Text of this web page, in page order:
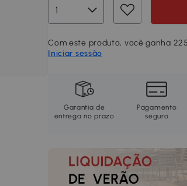
Com este produto, você ganha
Iniciar sessão
Garantia de
entrega no prazo
Pagamento
seguro